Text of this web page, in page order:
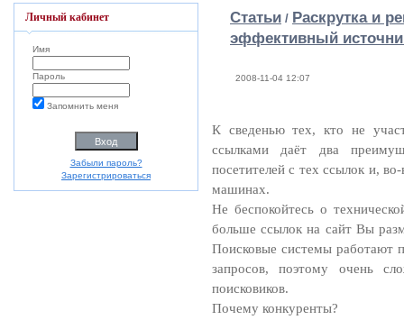
Личный кабинет
Имя
Пароль
Запомнить меня
Забыли пароль?
Зарегистрироваться
Статьи / Раскрутка и
эффективный
2008-11-04 12:07
К сведенью тех, кто не
ссылками даёт два
посетителей с тех ссылок и,
машинах.
Не беспокойтесь о
больше ссылок на сайт Вы
Поисковые системы работают
запросов, поэтому очень
поисковиков.
Почему конкуренты?